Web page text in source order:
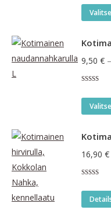
9,50 € –
5.00/ 5
16,90 €
tuotteesta:
4.48/ 5